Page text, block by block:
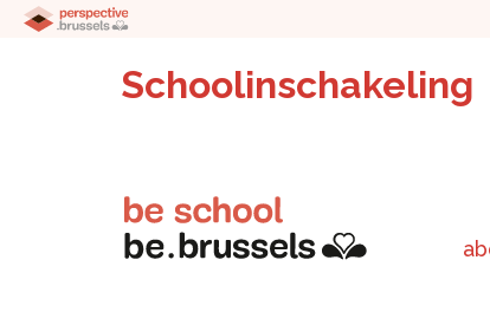
Schoolinschakeling